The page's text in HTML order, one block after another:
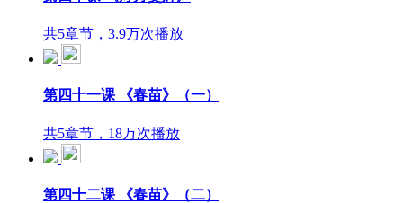
共5章节，3.9万次播放
第四十一课 《春苗》（一）
共5章节，18万次播放
第四十二课 《春苗》（二）